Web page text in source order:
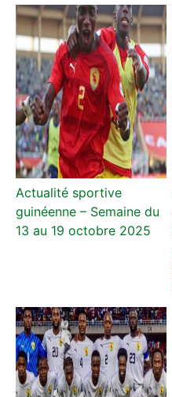
Actualité sportive
guinéenne – Semaine du
13 au 19 octobre 2025